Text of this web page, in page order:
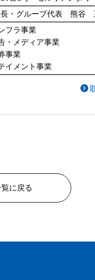
長・グループ代表 熊谷
フラ事業
・メディア事業
事業
イメント事業
に戻る